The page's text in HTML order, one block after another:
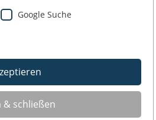
Google Suche
& schließen